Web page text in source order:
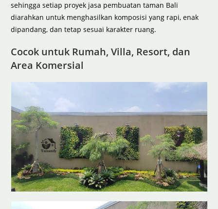
sehingga setiap proyek jasa pembuatan taman Bali
diarahkan untuk menghasilkan komposisi yang rapi, enak
dipandang, dan tetap sesuai karakter ruang.
Cocok untuk Rumah, Villa, Resort, dan
Area Komersial